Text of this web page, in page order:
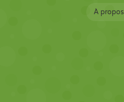
À propos